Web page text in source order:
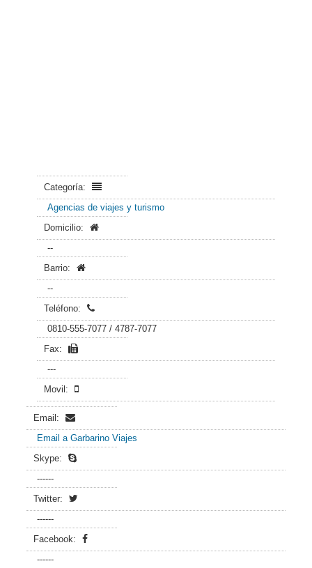
Categoría:
Agencias de viajes y turismo
Domicilio:
--
Barrio:
--
Teléfono:
0810-555-7077 / 4787-7077
Fax:
---
Movil:
Email:
Email a Garbarino Viajes
Skype:
------
Twitter:
------
Facebook:
------